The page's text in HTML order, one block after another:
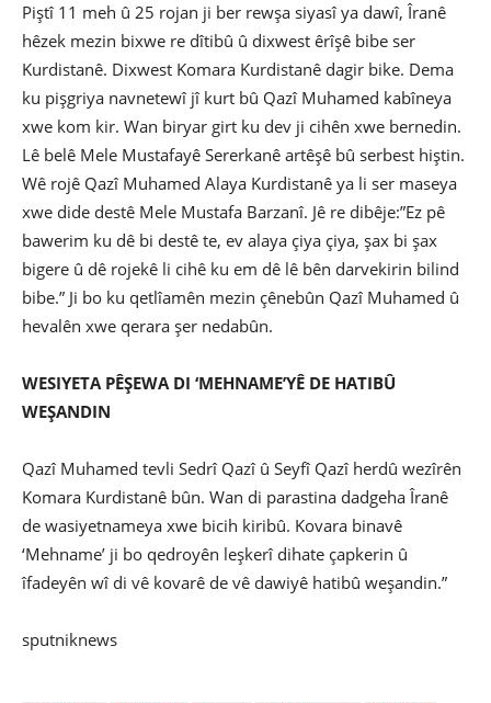
Piştî 11 meh û 25 rojan ji ber rewşa siyasî ya dawî, Îranê
hêzek mezin bixwe re dîtibû û dixwest êrîşê bibe ser
Kurdistanê. Dixwest Komara Kurdistanê dagir bike. Dema
ku pişgriya navnetewî jî kurt bû Qazî Muhamed kabîneya
xwe kom kir. Wan biryar girt ku dev ji cihên xwe bernedin.
Lê belê Mele Mustafayê Sererkanê artêşê bû serbest hiştin.
Wê rojê Qazî Muhamed Alaya Kurdistanê ya li ser maseya
xwe dide destê Mele Mustafa Barzanî. Jê re dibêje:”Ez pê
bawerim ku dê bi destê te, ev alaya çiya çiya, şax bi şax
bigere û dê rojekê li cihê ku em dê lê bên darvekirin bilind
bibe.” Ji bo ku qetlîamên mezin çênebûn Qazî Muhamed û
hevalên xwe qerara şer nedabûn.
WESIYETA PÊŞEWA DI ‘MEHNAME’YÊ DE HATIBÛ
WEŞANDIN
Qazî Muhamed tevli Sedrî Qazî û Seyfî Qazî herdû wezîrên
Komara Kurdistanê bûn. Wan di parastina dadgeha Îranê
de wasiyetnameya xwe bicih kiribû. Kovara binavê
‘Mehname’ ji bo qedroyên leşkerî dihate çapkerin û
îfadeyên wî di vê kovarê de vê dawiyê hatibû weşandin.”
sputniknews